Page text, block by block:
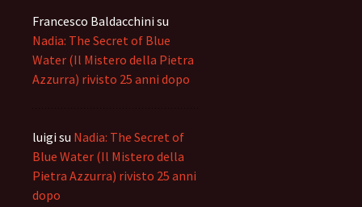
Francesco Baldacchini su
Nadia: The Secret of Blue
Water (Il Mistero della Pietra
Azzurra) rivisto 25 anni dopo
luigi su Nadia: The Secret of
Blue Water (Il Mistero della
Pietra Azzurra) rivisto 25 anni
dopo